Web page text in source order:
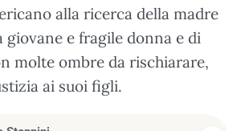
alla ricerca della madre
giovane e fragile donna e di
molte ombre da rischiarare,
ai suoi figli.